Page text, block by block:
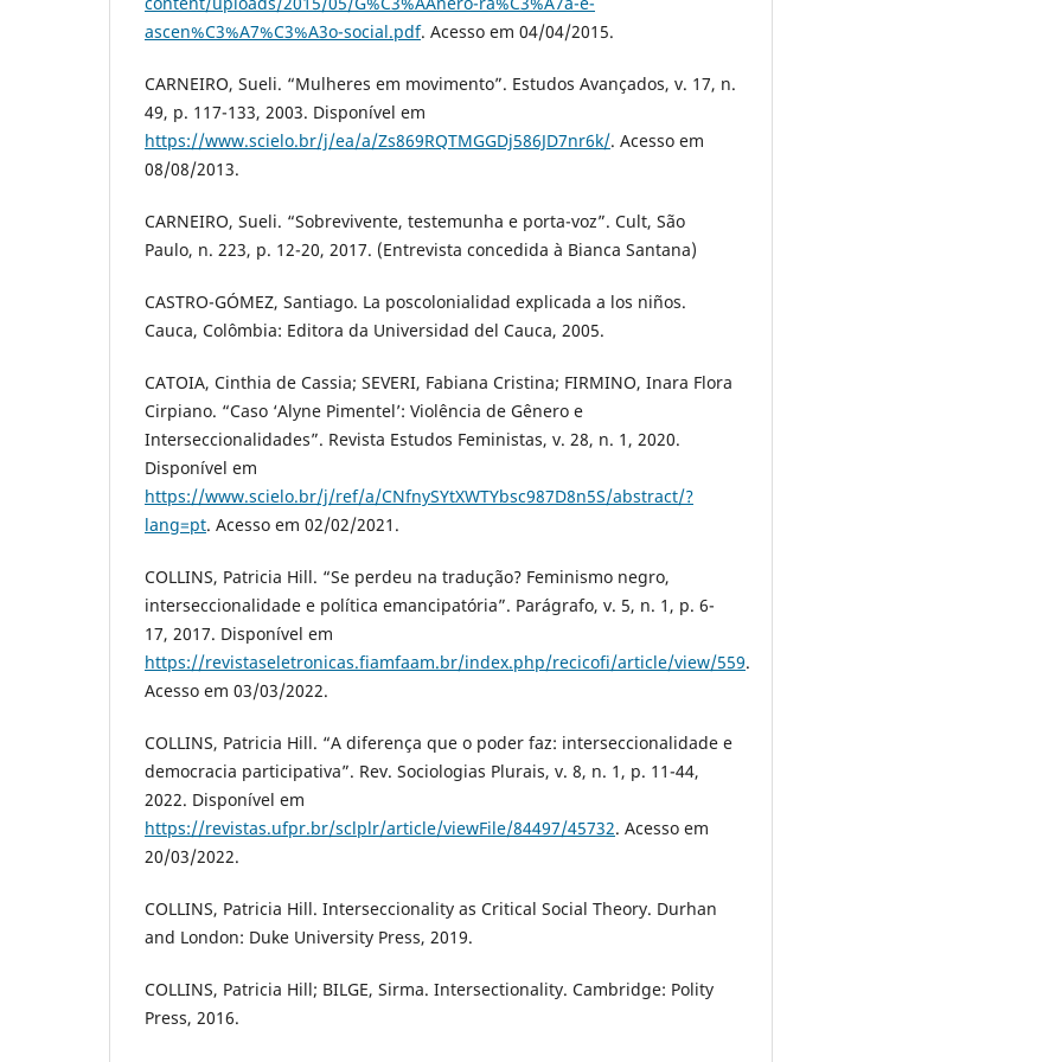
ascen%C3%A7%C3%A3o-social.pdf. Acesso em 04/04/2015.
CARNEIRO, Sueli. “Mulheres em movimento”. Estudos Avançados, v. 17, n.
49, p. 117-133, 2003. Disponível em
https://www.scielo.br/j/ea/a/Zs869RQTMGGDj586JD7nr6k/. Acesso em
08/08/2013.
CARNEIRO, Sueli. “Sobrevivente, testemunha e porta-voz”. Cult, São
Paulo, n. 223, p. 12-20, 2017. (Entrevista concedida à Bianca Santana)
CASTRO-GÓMEZ, Santiago. La poscolonialidad explicada a los niños.
Cauca, Colômbia: Editora da Universidad del Cauca, 2005.
CATOIA, Cinthia de Cassia; SEVERI, Fabiana Cristina; FIRMINO, Inara Flora
Cirpiano. “Caso ‘Alyne Pimentel’: Violência de Gênero e
Interseccionalidades”. Revista Estudos Feministas, v. 28, n. 1, 2020.
Disponível em
https://www.scielo.br/j/ref/a/CNfnySYtXWTYbsc987D8n5S/abstract/?
lang=pt. Acesso em 02/02/2021.
COLLINS, Patricia Hill. “Se perdeu na tradução? Feminismo negro,
interseccionalidade e política emancipatória”. Parágrafo, v. 5, n. 1, p. 6-
17, 2017. Disponível em
https://revistaseletronicas.fiamfaam.br/index.php/recicofi/article/view/559.
Acesso em 03/03/2022.
COLLINS, Patricia Hill. “A diferença que o poder faz: interseccionalidade e
democracia participativa”. Rev. Sociologias Plurais, v. 8, n. 1, p. 11-44,
2022. Disponível em
https://revistas.ufpr.br/sclplr/article/viewFile/84497/45732. Acesso em
20/03/2022.
COLLINS, Patricia Hill. Interseccionality as Critical Social Theory. Durhan
and London: Duke University Press, 2019.
COLLINS, Patricia Hill; BILGE, Sirma. Intersectionality. Cambridge: Polity
Press, 2016.